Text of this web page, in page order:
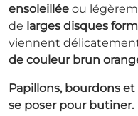
ensoleillée ou
de larges disques
viennent
de couleur brun
Papillons, bourdons
se poser pour butiner.